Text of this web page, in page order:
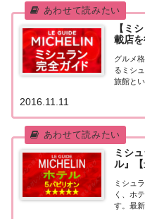
【ミ
載店
グルメ
るミシ
旅館と
本版と
ド東京
2016.11.11
ミシ
ル』【
ミシュ
く、ホ
す。最